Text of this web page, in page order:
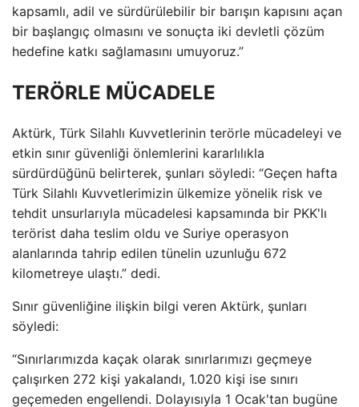
kapsamlı, adil ve sürdürülebilir bir barışın kapısını açan
bir başlangıç ​​olmasını ve sonuçta iki devletli çözüm
hedefine katkı sağlamasını umuyoruz.”
TERÖRLE MÜCADELE
Aktürk, Türk Silahlı Kuvvetlerinin terörle mücadeleyi ve
etkin sınır güvenliği önlemlerini kararlılıkla
sürdürdüğünü belirterek, şunları söyledi: “Geçen hafta
Türk Silahlı Kuvvetlerimizin ülkemize yönelik risk ve
tehdit unsurlarıyla mücadelesi kapsamında bir PKK'lı
terörist daha teslim oldu ve Suriye operasyon
alanlarında tahrip edilen tünelin uzunluğu 672
kilometreye ulaştı.” dedi.
Sınır güvenliğine ilişkin bilgi veren Aktürk, şunları
söyledi:
“Sınırlarımızda kaçak olarak sınırlarımızı geçmeye
çalışırken 272 kişi yakalandı, 1.020 kişi ise sınırı
geçemeden engellendi. Dolayısıyla 1 Ocak'tan bugüne